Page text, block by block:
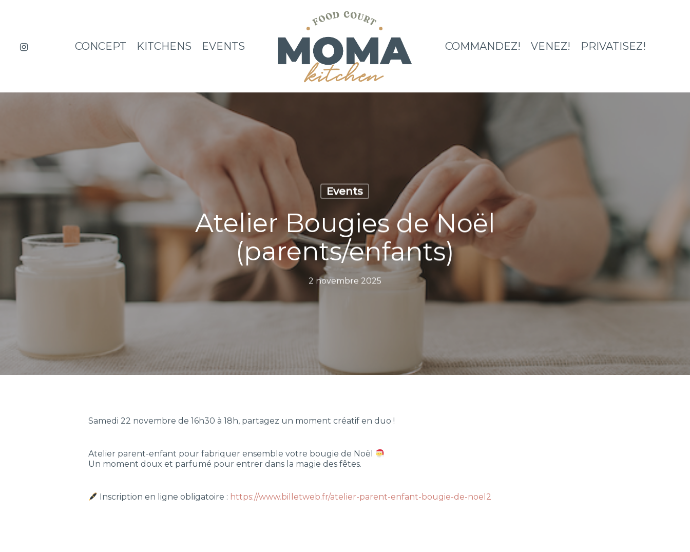
CONCEPT KITCHENS EVENTS COMMANDEZ! VENEZ! PRIVATISEZ!
instagram
Events
Atelier Bougies de Noël
(parents/enfants)
2 novembre 2025
Samedi 22 novembre de 16h30 à 18h, partagez un moment créatif en duo !
Atelier parent-enfant pour fabriquer ensemble votre bougie de Noël
Un moment doux et parfumé pour entrer dans la magie des fêtes.
Inscription en ligne obligatoire : https://www.billetweb.fr/atelier-parent-enfant-bougie-de-noel2